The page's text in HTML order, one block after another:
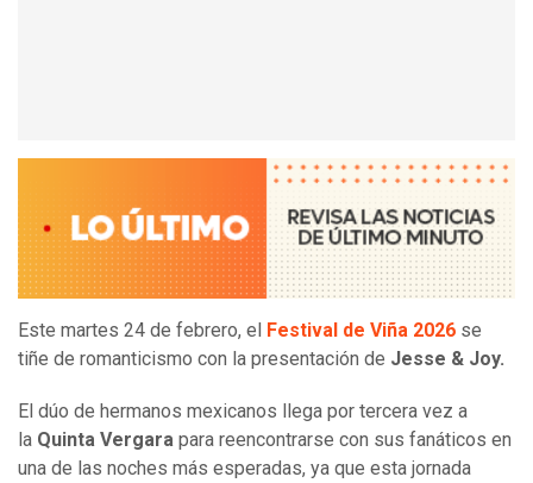
Este martes 24 de febrero, el Festival de Viña 2026 se
tiñe de romanticismo con la presentación de Jesse & Joy.
El dúo de hermanos mexicanos llega por tercera vez a
la Quinta Vergara para reencontrarse con sus fanáticos en
una de las noches más esperadas, ya que esta jornada